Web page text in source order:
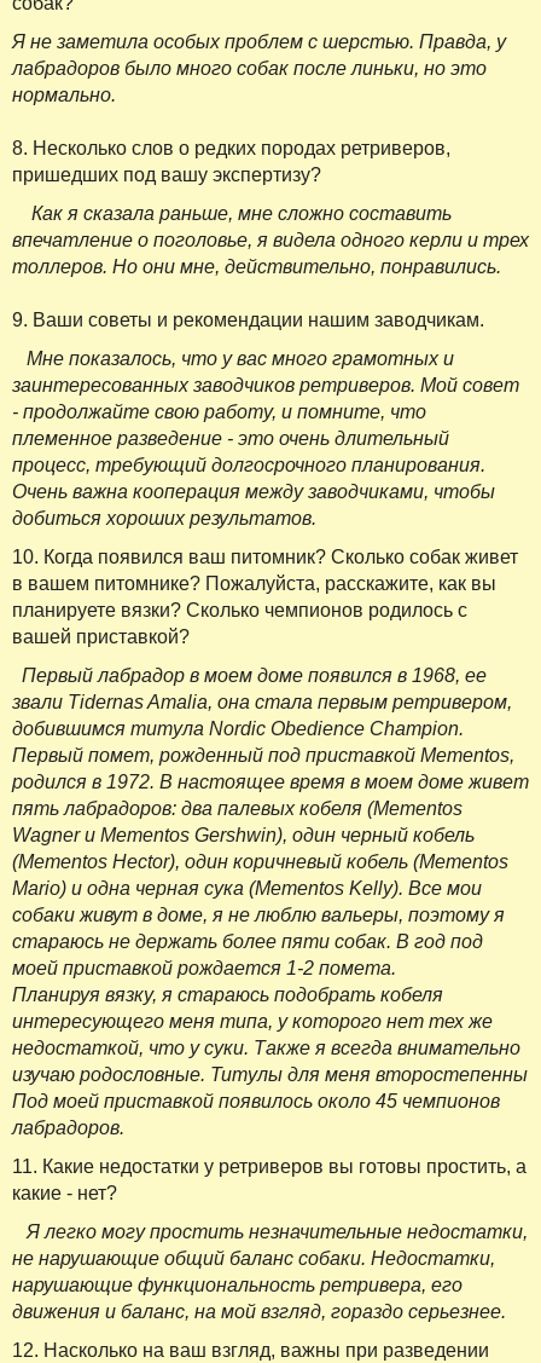
Я не заметила особых проблем с шерстью. Правда, у
лабрадоров было много собак после линьки, но это
нормально.
8. Несколько слов о редких породах ретриверов,
пришедших под вашу экспертизу?
Как я сказала раньше, мне сложно составить
впечатление о поголовье, я видела одного керли и трех
толлеров. Но они мне, действительно, понравились.
9. Ваши советы и рекомендации нашим заводчикам.
Мне показалось, что у вас много грамотных и
заинтересованных заводчиков ретриверов. Мой совет
- продолжайте свою работу, и помните, что
племенное разведение - это очень длительный
процесс, требующий долгосрочного планирования.
Очень важна кооперация между заводчиками, чтобы
добиться хороших результатов.
10. Когда появился ваш питомник? Сколько собак живет
в вашем питомнике? Пожалуйста, расскажите, как вы
планируете вязки? Сколько чемпионов родилось с
вашей приставкой?
Первый лабрадор в моем доме появился в 1968, ее
звали Tidernas Amalia, она стала первым ретривером,
добившимся титула Nordic Obedience Champion.
Первый помет, рожденный под приставкой Mementos,
родился в 1972. В настоящее время в моем доме живет
пять лабрадоров: два палевых кобеля (Mementos
Wagner и Mementos Gershwin), один черный кобель
(Mementos Hector), один коричневый кобель (Mementos
Mario) и одна черная сука (Mementos Kelly). Все мои
собаки живут в доме, я не люблю вальеры, поэтому я
стараюсь не держать более пяти собак. В год под
моей приставкой рождается 1-2 помета.
Планируя вязку, я стараюсь подобрать кобеля
интересующего меня типа, у которого нет тех же
недостаткой, что у суки. Также я всегда внимательно
изучаю родословные. Титулы для меня второстепенны
Под моей приставкой появилось около 45 чемпионов
лабрадоров.
11. Какие недостатки у ретриверов вы готовы простить, а
какие - нет?
Я легко могу простить незначительные недостатки,
не нарушающие общий баланс собаки. Недостатки,
нарушающие функциональность ретривера, его
движения и баланс, на мой взгляд, гораздо серьезнее.
12. Насколько на ваш взгляд, важны при разведении